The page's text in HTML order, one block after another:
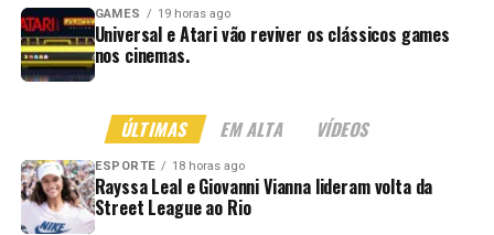
GAMES 19 horas ago
Universal e Atari vão reviver os clássicos games
nos cinemas.
ÚLTIMAS EM ALTA VÍDEOS
ESPORTE 18 horas ago
Rayssa Leal e Giovanni Vianna lideram volta da
Street League ao Rio